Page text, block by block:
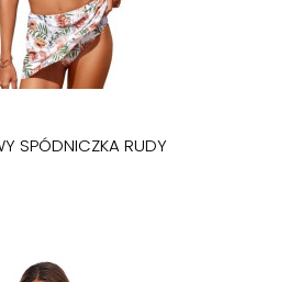
SPÓDNICZKA RUDY